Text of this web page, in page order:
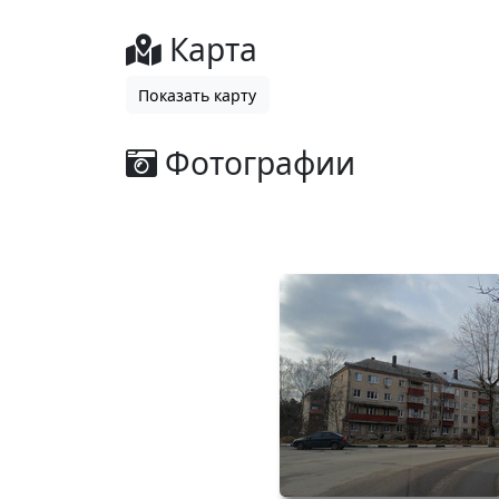
Карта
Показать карту
Фотографии